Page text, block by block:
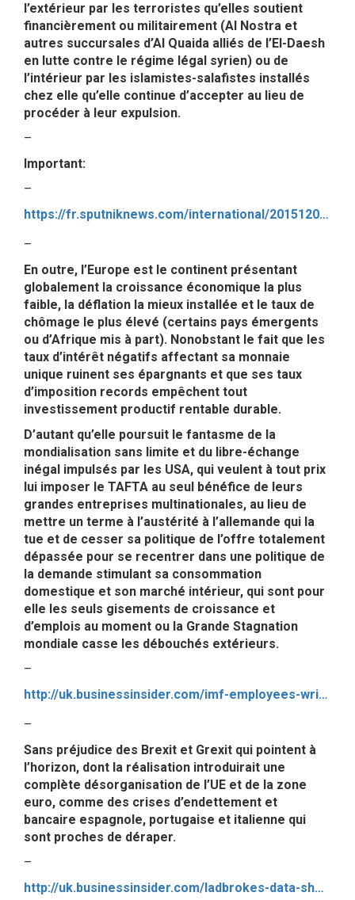
l’extérieur par les terroristes qu’elles soutient
financièrement ou militairement (Al Nostra et
autres succursales d’Al Quaida alliés de l’EI-Daesh
en lutte contre le régime légal syrien) ou de
l’intérieur par les islamistes-salafistes installés
chez elle qu’elle continue d’accepter au lieu de
procéder à leur expulsion.
–
Important:
–
https://fr.sputniknews.com/international/201512081020141858-refugies-economique-probleme/
–
En outre, l’Europe est le continent présentant
globalement la croissance économique la plus
faible, la déflation la mieux installée et le taux de
chômage le plus élevé (certains pays émergents
ou d’Afrique mis à part). Nonobstant le fait que les
taux d’intérêt négatifs affectant sa monnaie
unique ruinent ses épargnants et que ses taux
d’imposition records empêchent tout
investissement productif rentable durable.
D’autant qu’elle poursuit le fantasme de la
mondialisation sans limite et du libre-échange
inégal impulsés par les USA, qui veulent à tout prix
lui imposer le TAFTA au seul bénéfice de leurs
grandes entreprises multinationales, au lieu de
mettre un terme à l’austérité à l’allemande qui la
tue et de cesser sa politique de l’offre totalement
dépassée pour se recentrer dans une politique de
la demande stimulant sa consommation
domestique et son marché intérieur, qui sont pour
elle les seuls gisements de croissance et
d’emplois au moment ou la Grande Stagnation
mondiale casse les débouchés extérieurs.
–
http://uk.businessinsider.com/imf-employees-write-article-questioning-the-effectiveness-of-neoliberal-economics-2016-5
–
Sans préjudice des Brexit et Grexit qui pointent à
l’horizon, dont la réalisation introduirait une
complète désorganisation de l’UE et de la zone
euro, comme des crises d’endettement et
bancaire espagnole, portugaise et italienne qui
sont proches de déraper.
–
http://uk.businessinsider.com/ladbrokes-data-shows-big-swing-towards-leave-brexit-vote-2016-5